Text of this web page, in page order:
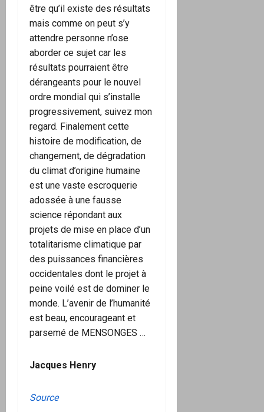
être qu’il existe des résultats
mais comme on peut s’y
attendre personne n’ose
aborder ce sujet car les
résultats pourraient être
dérangeants pour le nouvel
ordre mondial qui s’installe
progressivement, suivez mon
regard. Finalement cette
histoire de modification, de
changement, de dégradation
du climat d’origine humaine
est une vaste escroquerie
adossée à une fausse
science répondant aux
projets de mise en place d’un
totalitarisme climatique par
des puissances financières
occidentales dont le projet à
peine voilé est de dominer le
monde. L’avenir de l’humanité
est beau, encourageant et
parsemé de MENSONGES …
Jacques Henry
Source